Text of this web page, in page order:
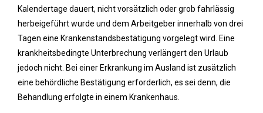
Kalendertage dauert, nicht vorsätzlich oder grob fahrlässig
herbeigeführt wurde und dem Arbeitgeber innerhalb von drei
Tagen eine Krankenstandsbestätigung vorgelegt wird. Eine
krankheitsbedingte Unterbrechung verlängert den Urlaub
jedoch nicht. Bei einer Erkrankung im Ausland ist zusätzlich
eine behördliche Bestätigung erforderlich, es sei denn, die
Behandlung erfolgte in einem Krankenhaus.